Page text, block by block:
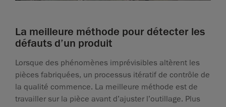
La meilleure méthode pour détecter les
défauts d’un produit
Lorsque des phénomènes imprévisibles altèrent les
pièces fabriquées, un processus itératif de contrôle de
la qualité commence. La meilleure méthode est de
travailler sur la pièce avant d’ajuster l’outillage. Plus